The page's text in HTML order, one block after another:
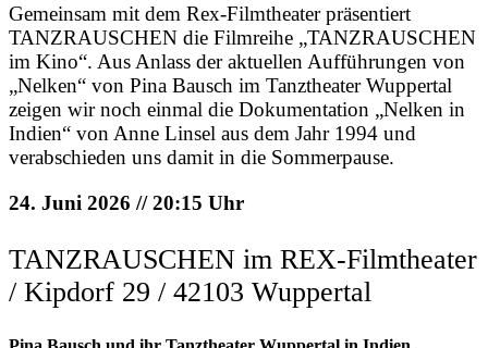
Gemeinsam mit dem Rex-Filmtheater präsentiert
TANZRAUSCHEN die Filmreihe „TANZRAUSCHEN
im Kino“. Aus Anlass der aktuellen Aufführungen von
„Nelken“ von Pina Bausch im Tanztheater Wuppertal
zeigen wir noch einmal die Dokumentation „Nelken in
Indien“ von Anne Linsel aus dem Jahr 1994 und
verabschieden uns damit in die Sommerpause.
24. Juni 2026 // 20:15 Uhr
TANZRAUSCHEN im REX-Filmtheater
/ Kipdorf 29 / 42103 Wuppertal